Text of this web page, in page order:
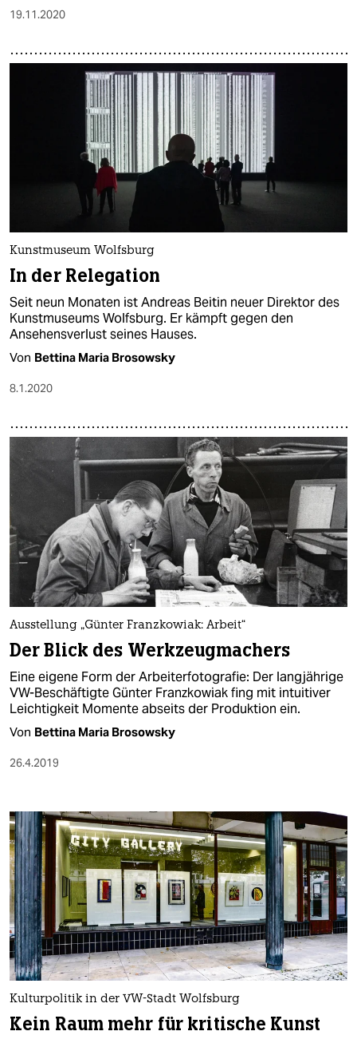
19.11.2020
Kunstmuseum Wolfsburg
In der Relegation
Seit neun Monaten ist Andreas Beitin neuer Direktor des
Kunstmuseums Wolfsburg. Er kämpft gegen den
Ansehensverlust seines Hauses.
Von Bettina Maria Brosowsky
8.1.2020
Ausstellung „Günter Franzkowiak: Arbeit“
Der Blick des Werkzeugmachers
Eine eigene Form der Arbeiterfotografie: Der langjährige
VW-Beschäftigte Günter Franzkowiak fing mit intuitiver
Leichtigkeit Momente abseits der Produktion ein.
Von Bettina Maria Brosowsky
26.4.2019
Kulturpolitik in der VW-Stadt Wolfsburg
Kein Raum mehr für kritische Kunst